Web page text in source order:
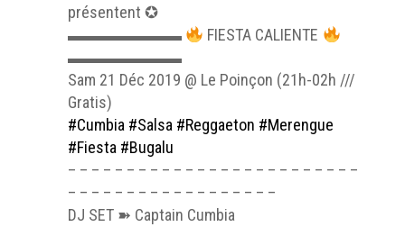
présentent ✪
▬▬▬▬▬▬▬
FIESTA CALIENTE
▬▬▬▬▬▬▬
Sam 21 Déc 2019 @ Le Poinçon (21h-02h ///
Gratis)
#Cumbia #Salsa #Reggaeton #Merengue
#Fiesta #Bugalu
– – – – – – – – – – – – – – – – – – – – – – – – –
– – – – – – – – – – – – – – – – – –
DJ SET ➽ Captain Cumbia